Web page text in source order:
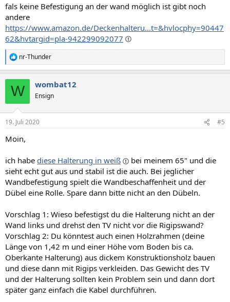
fals keine Befestigung an der wand möglich ist gibt noch
andere
https://www.amazon.de/Deckenhalteru...t=&hvlocphy=90447
62&hvtargid=pla-942299092077
R
e
k
n
e
:
nr-Thunder
W wombat12
Ensign
19. Juli 2020 #5
Moin,
ich habe diese Halterung in weiß
bei meinem 65" und die
sieht echt gut aus und stabil ist die auch. Bei jeglicher
Wandbefestigung spielt die Wandbeschaffenheit und der
Dübel eine Rolle. Spare dann bitte nicht an den Dübeln.
Vorschlag 1: Wieso befestigst du die Halterung nicht an der
Wand links und drehst den TV nicht vor die Rigipswand?
Vorschlag 2: Du könntest auch einen Holzrahmen (deine
Länge von 1,42 m und einer Höhe vom Boden bis ca.
Oberkante Halterung) aus dickem Konstruktionsholz bauen
und diese dann mit Rigips verkleiden. Das Gewicht des TV
und der Halterung sollten kein Problem sein und dann dort
später ganz einfach die Kabel durchführen.